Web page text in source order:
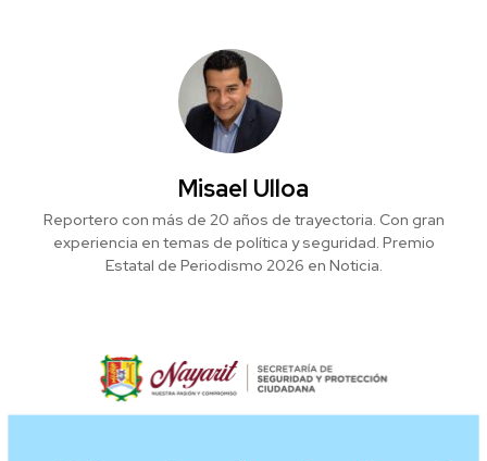
Misael Ulloa
Reportero con más de 20 años de trayectoria. Con gran
experiencia en temas de política y seguridad. Premio
Estatal de Periodismo 2026 en Noticia.